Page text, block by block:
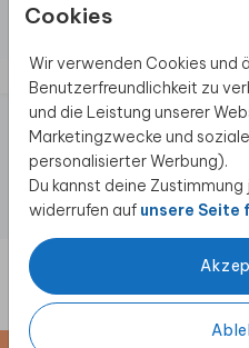
Cookies
Wir verwenden Cookies und
Benutzerfreundlichkeit zu
und die Leistung unserer
Marketingzwecke und
personalisierter Werbung).
Du kannst deine
widerrufen auf unsere
EINLADUNG JUGENDWEIHE